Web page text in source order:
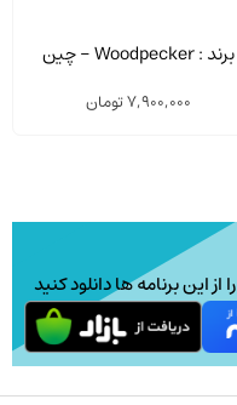
برند : Woodpecker - چین
7,900,000تومان
این برنامه ها دانلود کنید